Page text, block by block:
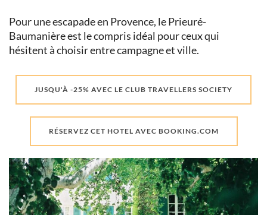
Pour une escapade en Provence, le Prieuré-
Baumanière est le compris idéal pour ceux qui
hésitent à choisir entre campagne et ville.
JUSQU'À -25% AVEC LE CLUB TRAVELLERS SOCIETY
RÉSERVEZ CET HOTEL AVEC BOOKING.COM